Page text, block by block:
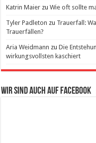
Katrin Maier zuWie oft sollte
Tyler Padleton zu Trauerfall:
Trauerfällen?
Aria Weidmann zuDie
wirkungsvollsten kaschiert
Wir sind auch auf Facebook